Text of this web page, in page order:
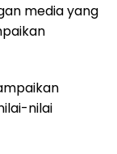
media yang
nilai